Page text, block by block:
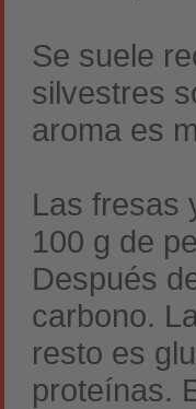
Se suele
silvestres
aroma es
Las fresas
100 g de
Después
carbono.
resto es
proteínas.